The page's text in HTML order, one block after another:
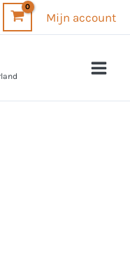
Mijn account